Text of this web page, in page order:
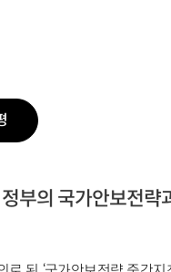
부의 국가안보전략